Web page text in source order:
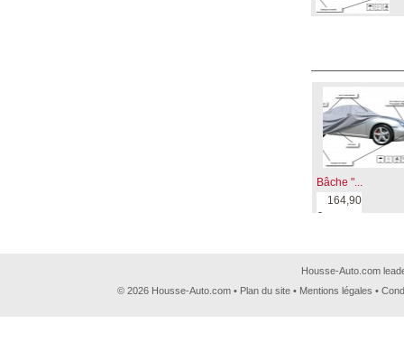
Bâche "...
164,90
€
Housse-Auto.com
© 2026 Housse-Auto.com • Plan du site • Mentions légales •